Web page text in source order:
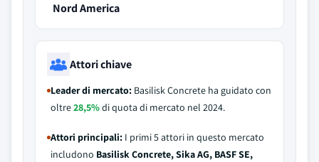
Nord America
Attori chiave
Leader di mercato: Basilisk Concrete ha guidato con
oltre28,5%di quota di mercato nel 2024.
Attori principali: I primi 5 attori in questo mercato
includono Basilisk Concrete, Sika AG, BASF SE,